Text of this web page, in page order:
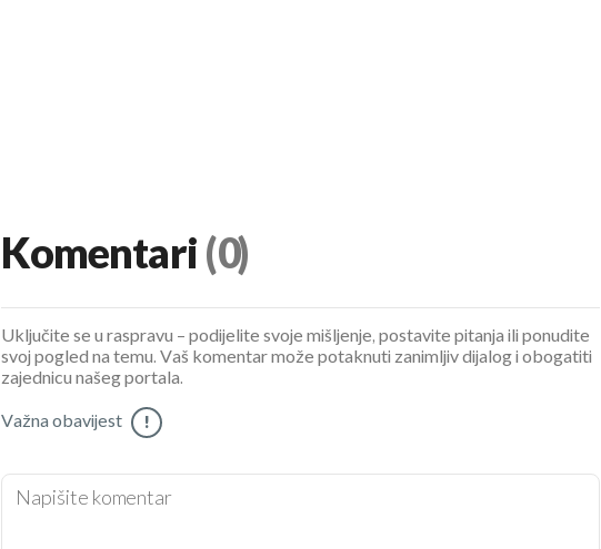
Komentari (0)
Uključite se u raspravu – podijelite svoje mišljenje, postavite pitanja ili ponudite
svoj pogled na temu. Vaš komentar može potaknuti zanimljiv dijalog i obogatiti
zajednicu našeg portala.
Važna obavijest !